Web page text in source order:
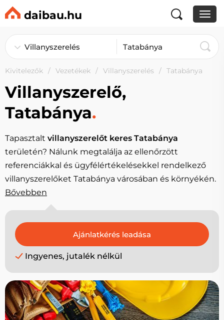
daibau.hu
Kivitelezők Vezetékek Villanyszerelés Tatabánya
Villanyszerelő,
Tatabánya.
Tapasztalt villanyszerelőt keres Tatabánya
területén? Nálunk megtalálja az ellenőrzött
referenciákkal és ügyfélértékelésekkel rendelkező
villanyszerelőket Tatabánya városában és környékén.
Bővebben
Ingyenes, jutalék nélkül